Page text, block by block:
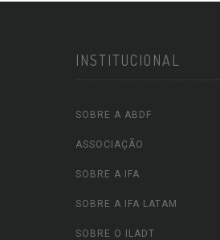
INSTITUCIONAL
SOBRE A ABDF
ASSOCIAÇÃO
SOBRE A IFA
SOBRE A IFA LATAM
SOBRE O ILADT